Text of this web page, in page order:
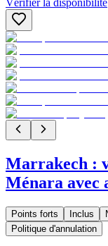
Vérifier la disponibilité
Marrakech :
Ménara avec
Points forts Inclus
Politique d'annulation